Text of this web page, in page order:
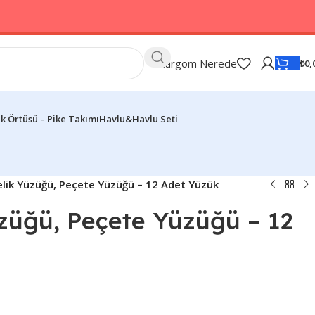
Kargom Nerede ₺
Örtüsü – Pike TakımıHavlu&Havlu Seti
Yüzüğü, Peçete Yüzüğü – 12 Adet Yüzük
Peçete Yüzüğü – 12